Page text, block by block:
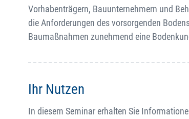
Vorhabenträgern, Bauunternehmern und
die Anforderungen des vorsorgenden
Baumaßnahmen zunehmend eine
Ihr Nutzen
In diesem Seminar erhalten Sie